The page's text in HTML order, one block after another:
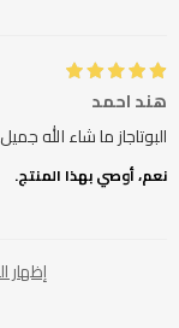
هند احمد
البوتاجاز ما شاء الله
نعم، أوصي بهذا المنتج.
إظهار